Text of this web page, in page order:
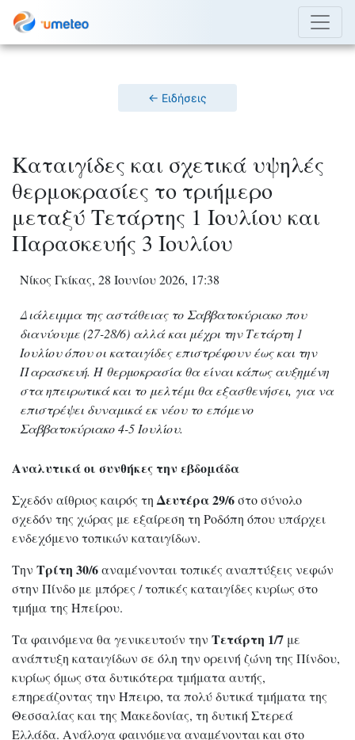
← Ειδήσεις
Καταιγίδες και σχετικά υψηλές
θερμοκρασίες το τριήμερο
μεταξύ Τετάρτης 1 Ιουλίου και
Παρασκευής 3 Ιουλίου
Νίκος Γκίκας, 28 Ιουνίου 2026, 17:38
Διάλειμμα της αστάθειας το Σαββατοκύριακο που
διανύουμε (27-28/6) αλλά και μέχρι την Τετάρτη 1
Ιουλίου όπου οι καταιγίδες επιστρέφουν έως και την
Παρασκευή. Η θερμοκρασία θα είναι κάπως αυξημένη
στα ηπειρωτικά και το μελτέμι θα εξασθενήσει, για να
επιστρέψει δυναμικά εκ νέου το επόμενο
Σαββατοκύριακο 4-5 Ιουλίου.
Αναλυτικά οι συνθήκες την εβδομάδα
Σχεδόν αίθριος καιρός τη Δευτέρα 29/6στο σύνολο
σχεδόν της χώρας με εξαίρεση τη Ροδόπη όπου υπάρχει
ενδεχόμενο τοπικών καταιγίδων.
Την Τρίτη 30/6αναμένονται τοπικές αναπτύξεις νεφών
στην Πίνδο με μπόρες / τοπικές καταιγίδες κυρίως στο
τμήμα της Ηπείρου.
Τα φαινόμενα θα γενικευτούν την Τετάρτη 1/7 με
ανάπτυξη καταιγίδων σε όλη την ορεινή ζώνη της Πίνδου,
κυρίως όμως στα δυτικότερα τμήματα αυτής,
επηρεάζοντας την Ήπειρο, τα πολύ δυτικά τμήματα της
Θεσσαλίας και της Μακεδονίας, τη δυτική Στερεά
Ελλάδα. Ανάλογα φαινόμενα αναμένονται και στο